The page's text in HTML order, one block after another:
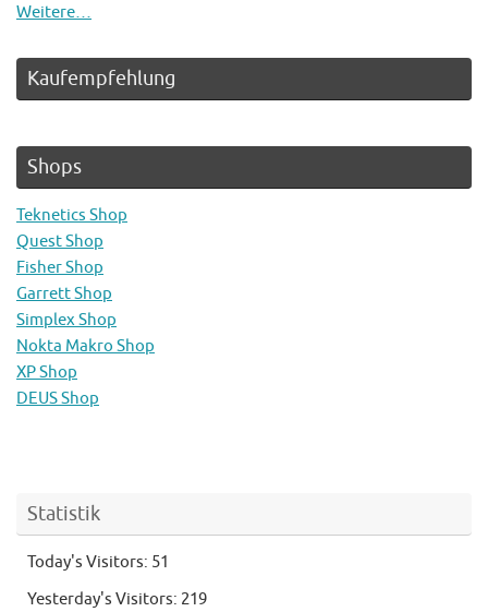
Weitere…
Kaufempfehlung
Shops
Teknetics Shop
Quest Shop
Fisher Shop
Garrett Shop
Simplex Shop
Nokta Makro Shop
XP Shop
DEUS Shop
Statistik
Today's Visitors: 51
Yesterday's Visitors: 219